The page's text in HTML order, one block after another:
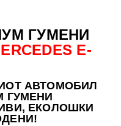
ГУМЕНИ
E-
АВТОМОБИЛ
ГУМЕНИ
ЕКОЛОШКИ